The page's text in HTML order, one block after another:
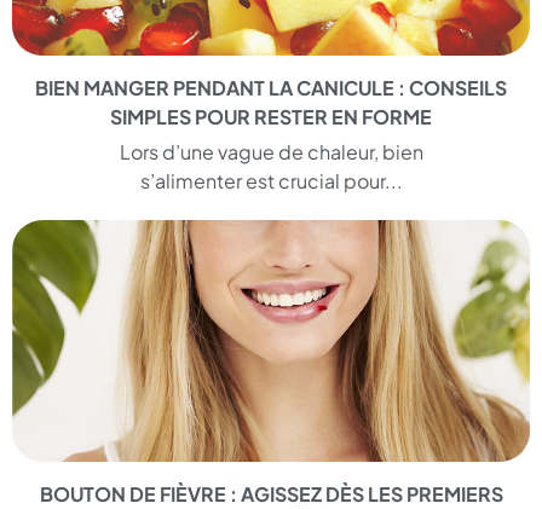
BIEN MANGER PENDANT LA CANICULE : CONSEILS
SIMPLES POUR RESTER EN FORME
Lors d’une vague de chaleur, bien
s’alimenter est crucial pour...
BOUTON DE FIÈVRE : AGISSEZ DÈS LES PREMIERS